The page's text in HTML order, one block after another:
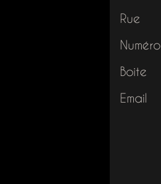
Rue
Numéro
Boite
Email